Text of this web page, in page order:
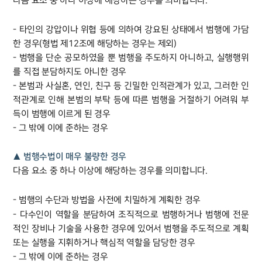
- 타인의 강압이나 위협 등에 의하여 강요된 상태에서 범행에 가담
한 경우(형법 제12조에 해당하는 경우는 제외)
- 범행을 단순 공모하였을 뿐 범행을 주도하지 아니하고, 실행행위
를 직접 분담하지도 아니한 경우
- 본범과 사실혼, 연인, 친구 등 긴밀한 인적관계가 있고, 그러한 인
적관계로 인해 본범의 부탁 등에 따른 범행을 거절하기 어려워 부
득이 범행에 이르게 된 경우
- 그 밖에 이에 준하는 경우
▲ 범행수법이 매우 불량한 경우
다음 요소 중 하나 이상에 해당하는 경우를 의미합니다.
- 범행의 수단과 방법을 사전에 치밀하게 계획한 경우
- 다수인이 역할을 분담하여 조직적으로 범행하거나 범행에 전문
적인 장비나 기술을 사용한 경우에 있어서 범행을 주도적으로 계획
또는 실행을 지휘하거나 핵심적 역할을 담당한 경우
- 그 밖에 이에 준하는 경우